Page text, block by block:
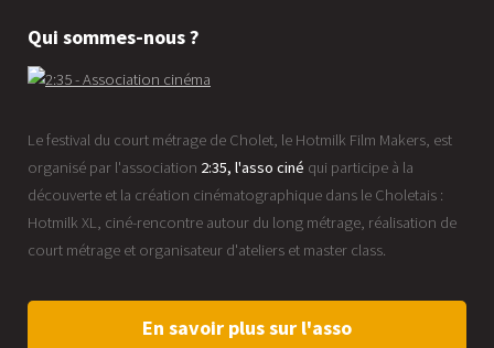
Qui sommes-nous ?
Le festival du court métrage de Cholet, le Hotmilk Film Makers, est
organisé par l'association 2:35, l'asso ciné qui participe à la
découverte et la création cinématographique dans le Choletais :
Hotmilk XL, ciné-rencontre autour du long métrage, réalisation de
court métrage et organisateur d'ateliers et master class.
En savoir plus sur l'asso